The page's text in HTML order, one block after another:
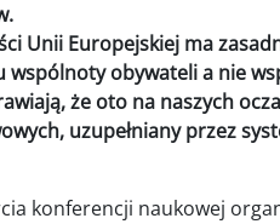
Unii Europejskiej ma
wspólnoty obywateli a nie
że oto na naszych
uzupełniany przez
konferencji naukowej